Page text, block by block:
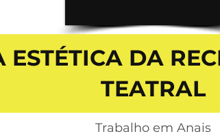
ESTÉTICA DA
TEATRAL
Trabalho em Anais